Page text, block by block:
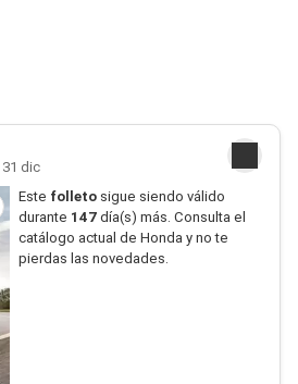
dic
Este folletosigue siendo válido
durante 147día(s) más. Consulta el
catálogo actual de Honda y no te
pierdas las novedades.